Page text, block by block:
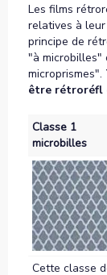
Les films
relatives à
principe de
"à microbilles"
microprismes".
être rétroréfl
Classe 1
microbilles
Cette classe